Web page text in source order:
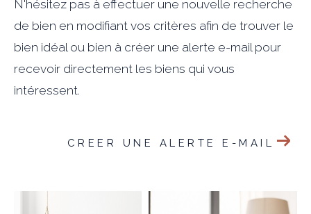
N'hésitez pas à effectuer une nouvelle recherche
de bien en modifiant vos critères afin de trouver le
bien idéal ou bien à créer une alerte e-mail pour
recevoir directement les biens qui vous
intéressent.
CREER UNE ALERTE E-MAIL